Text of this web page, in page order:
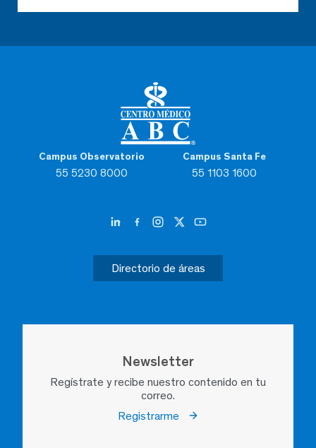
Campus Observatorio
55 5230 8000
Campus Santa Fe
55 1103 1600
Directorio de áreas
Newsletter
Regístrate y recibe nuestro contenido en tu
correo.
Registrarme